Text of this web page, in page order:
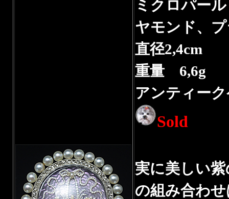
ミクロパー
ヤモンド、
直径2,4cm
重量 6,6g
アンティー
Sold
実に美しい
の組み合わ